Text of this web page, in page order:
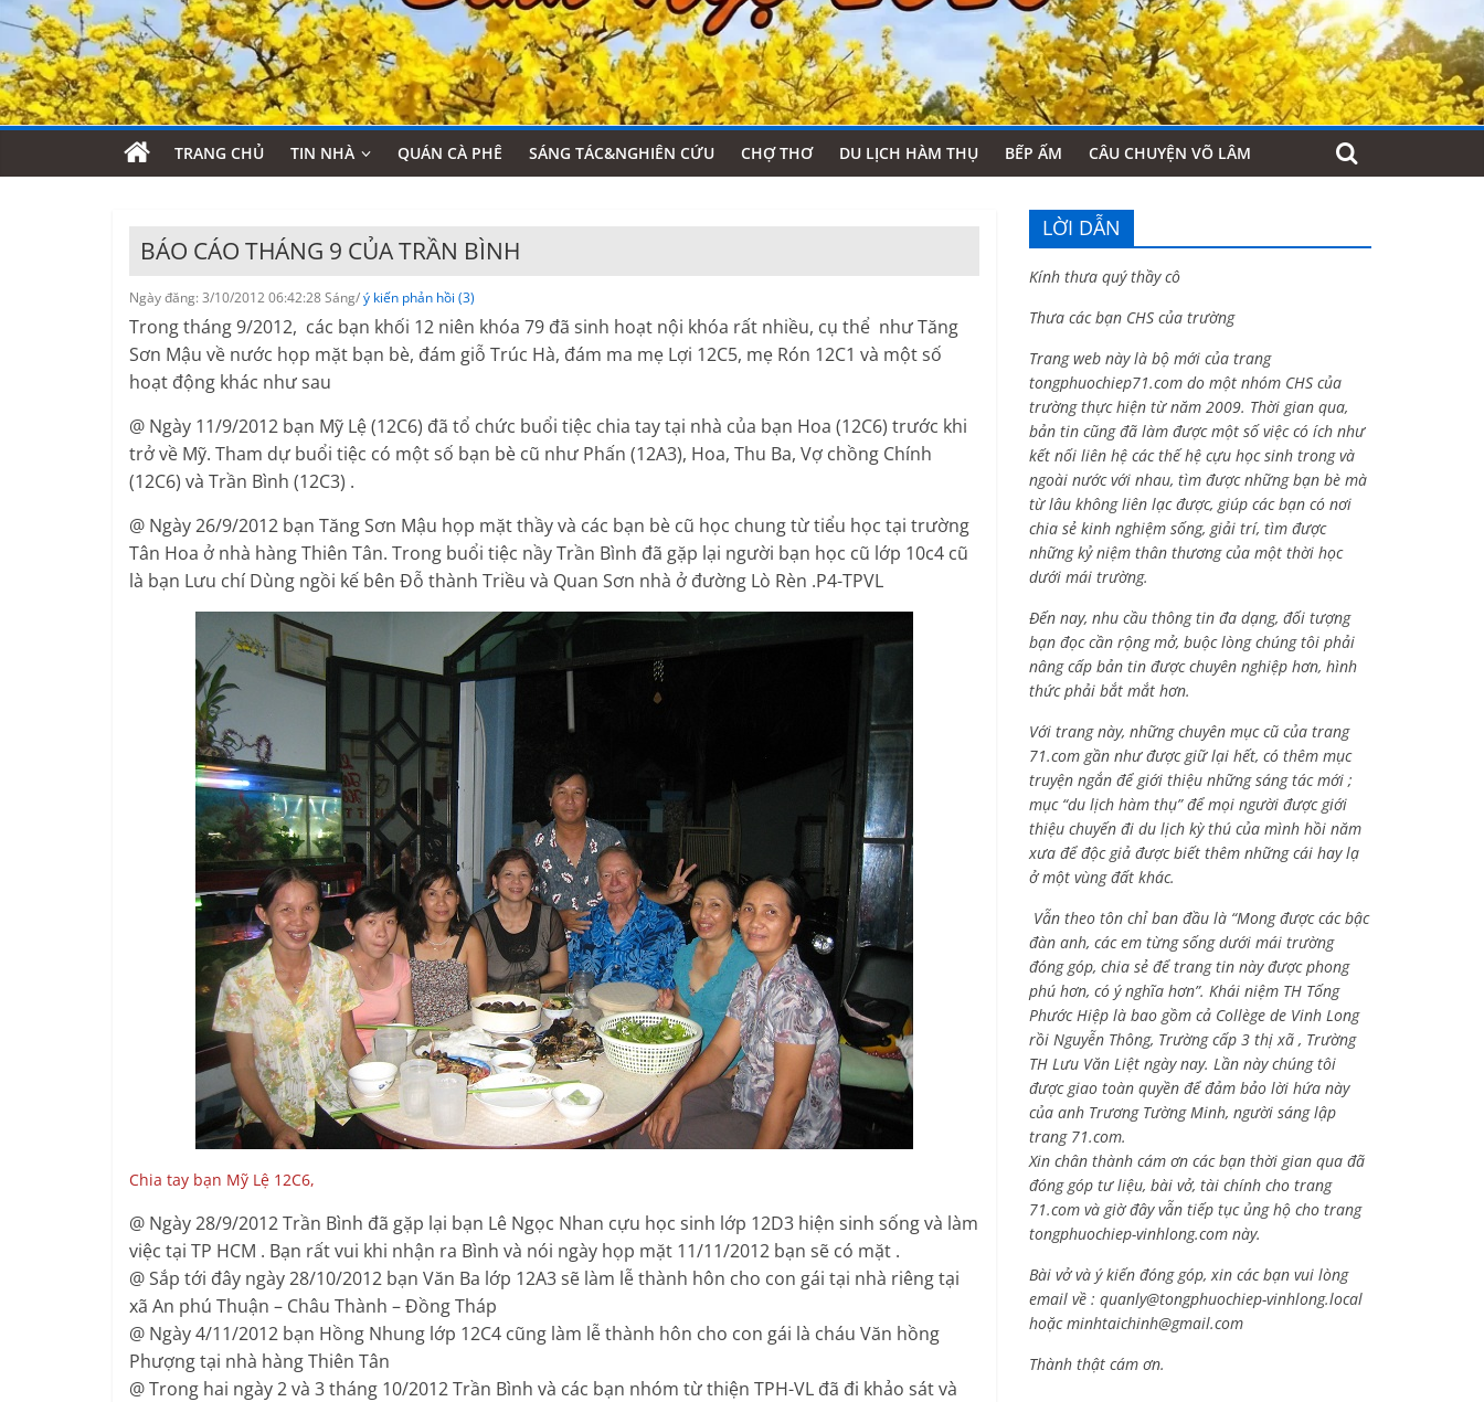
TRANG CHỦ TIN NHÀ QUÁN CÀ PHÊ SÁNG TÁC&NGHIÊN CỨU CHỢ THƠ DU LỊCH HÀM THỤ BẾP ẤM CÂU CHUYỆN VÕ LÂM
BÁO CÁO THÁNG 9 CỦA TRẦN BÌNH
Ngày đăng: 3/10/2012 06:42:28 Sáng/ý kiến phản hồi (3)
Trong tháng 9/2012, các bạn khối 12 niên khóa 79 đã sinh hoạt nội khóa rất nhiều, cụ thể như Tăng
Sơn Mậu về nước họp mặt bạn bè, đám giỗ Trúc Hà, đám ma mẹ Lợi 12C5, mẹ Rón 12C1 và một số
hoạt động khác như sau
@ Ngày 11/9/2012 bạn Mỹ Lệ (12C6) đã tổ chức buổi tiệc chia tay tại nhà của bạn Hoa (12C6) trước khi
trở về Mỹ. Tham dự buổi tiệc có một số bạn bè cũ như Phấn (12A3), Hoa, Thu Ba, Vợ chồng Chính
(12C6) và Trần Bình (12C3) .
@ Ngày 26/9/2012 bạn Tăng Sơn Mậu họp mặt thầy và các bạn bè cũ học chung từ tiểu học tại trường
Tân Hoa ở nhà hàng Thiên Tân. Trong buổi tiệc nầy Trần Bình đã gặp lại người bạn học cũ lớp 10c4 cũ
là bạn Lưu chí Dùng ngồi kế bên Đỗ thành Triều và Quan Sơn nhà ở đường Lò Rèn .P4-TPVL
Chia tay bạn Mỹ Lệ 12C6,
@ Ngày 28/9/2012 Trần Bình đã gặp lại bạn Lê Ngọc Nhan cựu học sinh lớp 12D3 hiện sinh sống và làm
việc tại TP HCM . Bạn rất vui khi nhận ra Bình và nói ngày họp mặt 11/11/2012 bạn sẽ có mặt .
@ Sắp tới đây ngày 28/10/2012 bạn Văn Ba lớp 12A3 sẽ làm lễ thành hôn cho con gái tại nhà riêng tại
xã An phú Thuận – Châu Thành – Đồng Tháp
@ Ngày 4/11/2012 bạn Hồng Nhung lớp 12C4 cũng làm lễ thành hôn cho con gái là cháu Văn hồng
Phượng tại nhà hàng Thiên Tân
@ Trong hai ngày 2 và 3 tháng 10/2012 Trần Bình và các bạn nhóm từ thiện TPH-VL đã đi khảo sát và
LỜI DẪN
Kính thưa quý thầy cô
Thưa các bạn CHS của trường
Trang web này là bộ mới của trang
tongphuochiep71.com do một nhóm CHS của
trường thực hiện từ năm 2009. Thời gian qua,
bản tin cũng đã làm được một số việc có ích như
kết nối liên hệ các thế hệ cựu học sinh trong và
ngoài nước với nhau, tìm được những bạn bè mà
từ lâu không liên lạc được, giúp các bạn có nơi
chia sẻ kinh nghiệm sống, giải trí, tìm được
những kỷ niệm thân thương của một thời học
dưới mái trường.
Đến nay, nhu cầu thông tin đa dạng, đối tượng
bạn đọc cần rộng mở, buộc lòng chúng tôi phải
nâng cấp bản tin được chuyên nghiệp hơn, hình
thức phải bắt mắt hơn.
Với trang này, những chuyên mục cũ của trang
71.com gần như được giữ lại hết, có thêm mục
truyện ngắn để giới thiệu những sáng tác mới ;
mục “du lịch hàm thụ” để mọi người được giới
thiệu chuyến đi du lịch kỳ thú của mình hồi năm
xưa để độc giả được biết thêm những cái hay lạ
ở một vùng đất khác.
Vẫn theo tôn chỉ ban đầu là “Mong được các bậc
đàn anh, các em từng sống dưới mái trường
đóng góp, chia sẻ để trang tin này được phong
phú hơn, có ý nghĩa hơn”. Khái niệm TH Tống
Phước Hiệp là bao gồm cả Collège de Vinh Long
rồi Nguyễn Thông, Trường cấp 3 thị xã , Trường
TH Lưu Văn Liệt ngày nay. Lần này chúng tôi
được giao toàn quyền để đảm bảo lời hứa này
của anh Trương Tường Minh, người sáng lập
trang 71.com.
Xin chân thành cám ơn các bạn thời gian qua đã
đóng góp tư liệu, bài vở, tài chính cho trang
71.com và giờ đây vẫn tiếp tục ủng hộ cho trang
tongphuochiep-vinhlong.com này.
Bài vở và ý kiến đóng góp, xin các bạn vui lòng
email về : quanly@tongphuochiep-vinhlong.local
hoặcminhtaichinh@gmail.com
Thành thật cám ơn.